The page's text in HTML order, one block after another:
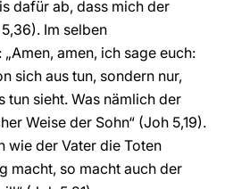
dafür ab, dass mich der
Im selben
amen, ich sage euch:
sich aus tun, sondern nur,
tun sieht. Was nämlich der
Weise der Sohn“ (Joh 5,19).
wie der Vater die Toten
macht, so macht auch der